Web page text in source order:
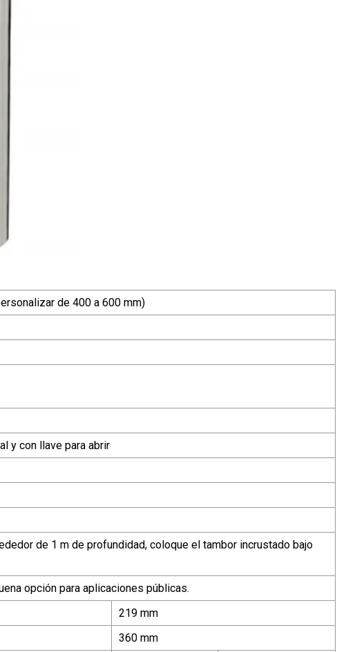
de 400 a 600 mm)
y con llave para abrir
de 1 m de profundidad, coloque el tambor incrustado bajo
opción para aplicaciones públicas.
219 mm
360 mm